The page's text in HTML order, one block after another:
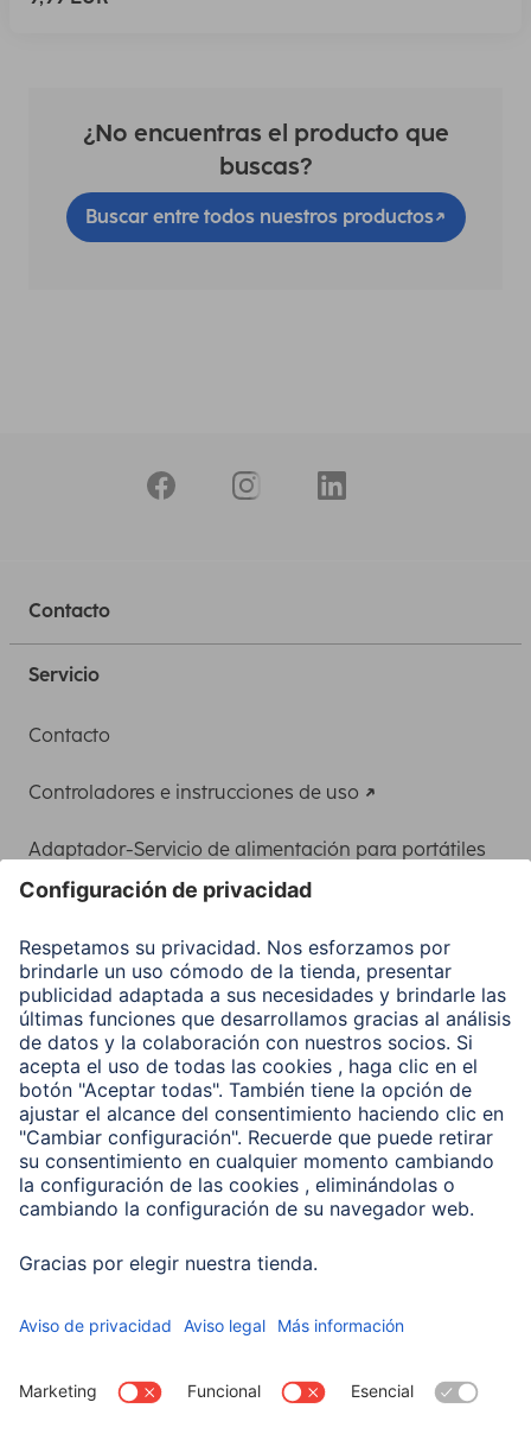
¿No encuentras el producto que
buscas?
Buscar entre todos nuestros productos
Contacto
Servicio
Contacto
Controladores e instrucciones de uso
Adaptador-Servicio de alimentación para portátiles
Clientes online
Conviértete en distribuidor
Compañía
Historia de la empresa
Hama en todo el Mundo
Sostenibilidad
Business-Portal